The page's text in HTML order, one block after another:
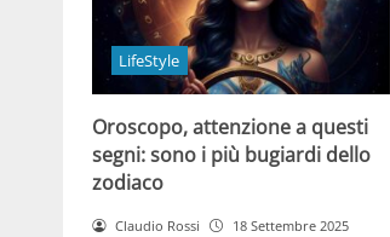
LifeStyle
Oroscopo, attenzione a questi
segni: sono i più bugiardi dello
zodiaco
Claudio Rossi 18 Settembre 2025